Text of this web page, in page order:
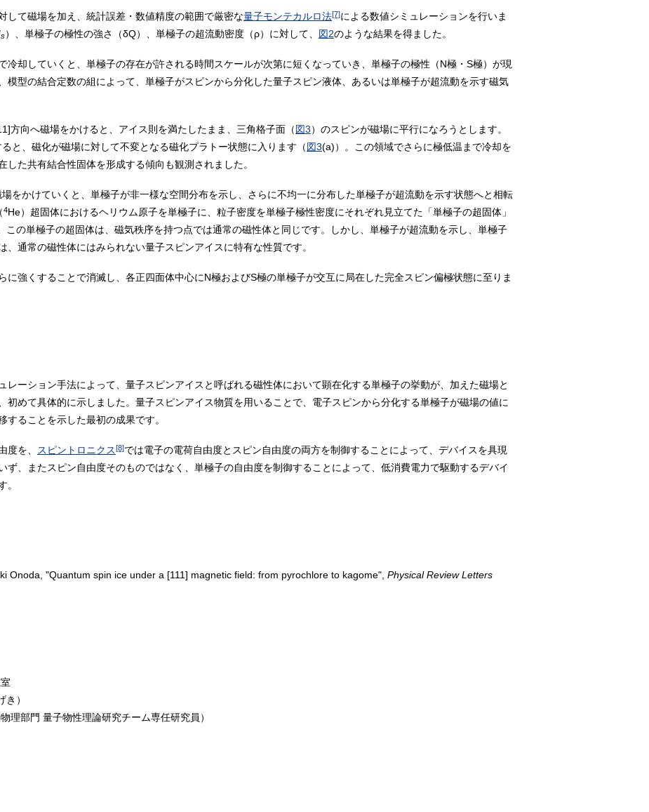
して磁場を加え、統計誤差・数値精度の範囲で厳密な量子モンテカルロ法[7]による数値シミュレーションを行いま
s）、単極子の極性の強さ（δQ）、単極子の超流動密度（ρ）に対して、 図2のような結果を得ました。
冷却していくと、単極子の存在が許される時間スケールが次第に短くなっていき、単極子の極性（N極・S極）が現
模型の結合定数の組によって、単極子がスピンから分化した量子スピン液体、あるいは単極子が超流動を示す磁気
方向へ磁場をかけると、アイス則を満たしたまま、三角格子面（図3）のスピンが磁場に平行になろうとします。
と、磁化が磁場に対して不変となる磁化プラトー状態に入ります（図3(a)）。この領域でさらに極低温まで冷却を
た共有結合性固体を形成する傾向も観測されました。
をかけていくと、単極子が非一様な空間分布を示し、さらに不均一に分布した単極子が超流動を示す状態へと相転
4He）超固体におけるヘリウム原子を単極子に、粒子密度を単極子極性密度にそれぞれ見立てた「単極子の超固体」
この単極子の超固体は、磁気秩序を持つ点では通常の磁性体と同じです。しかし、単極子が超流動を示し、単極子
、通常の磁性体にはみられない量子スピンアイスに特有な性質です。
に強くすることで消滅し、各正四面体中心にN極およびS極の単極子が交互に局在した完全スピン偏極状態に至りま
レーション手法によって、量子スピンアイスと呼ばれる磁性体において顕在化する単極子の挙動が、加えた磁場と
初めて具体的に示しました。量子スピンアイス物質を用いることで、電子スピンから分化する単極子が磁場の値に
することを示した最初の成果です。
度を、 スピントロニクス[8]では電子の電荷自由度とスピン自由度の両方を制御することによって、デバイスを具現
ず、またスピン自由度そのものではなく、単極子の自由度を制御することによって、低消費電力で駆動するデバイ
。
Onoda, "Quantum spin ice under a [111] magnetic field: from pyrochlore to kagome",Physical Review Letters
）
理部門 量子物性理論研究チーム専任研究員）